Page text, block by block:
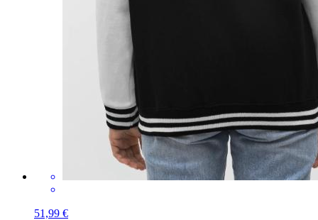
51,99 €